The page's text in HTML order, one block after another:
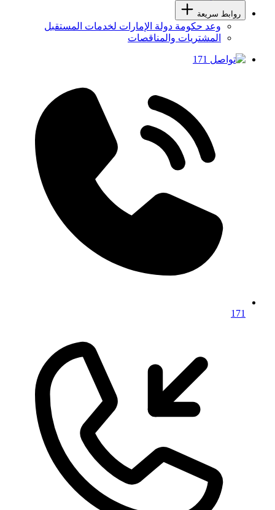
روابط سريعة
وعد حكومة دولة الإمارات لخدمات المستقبل
المشتريات والمناقصات
171